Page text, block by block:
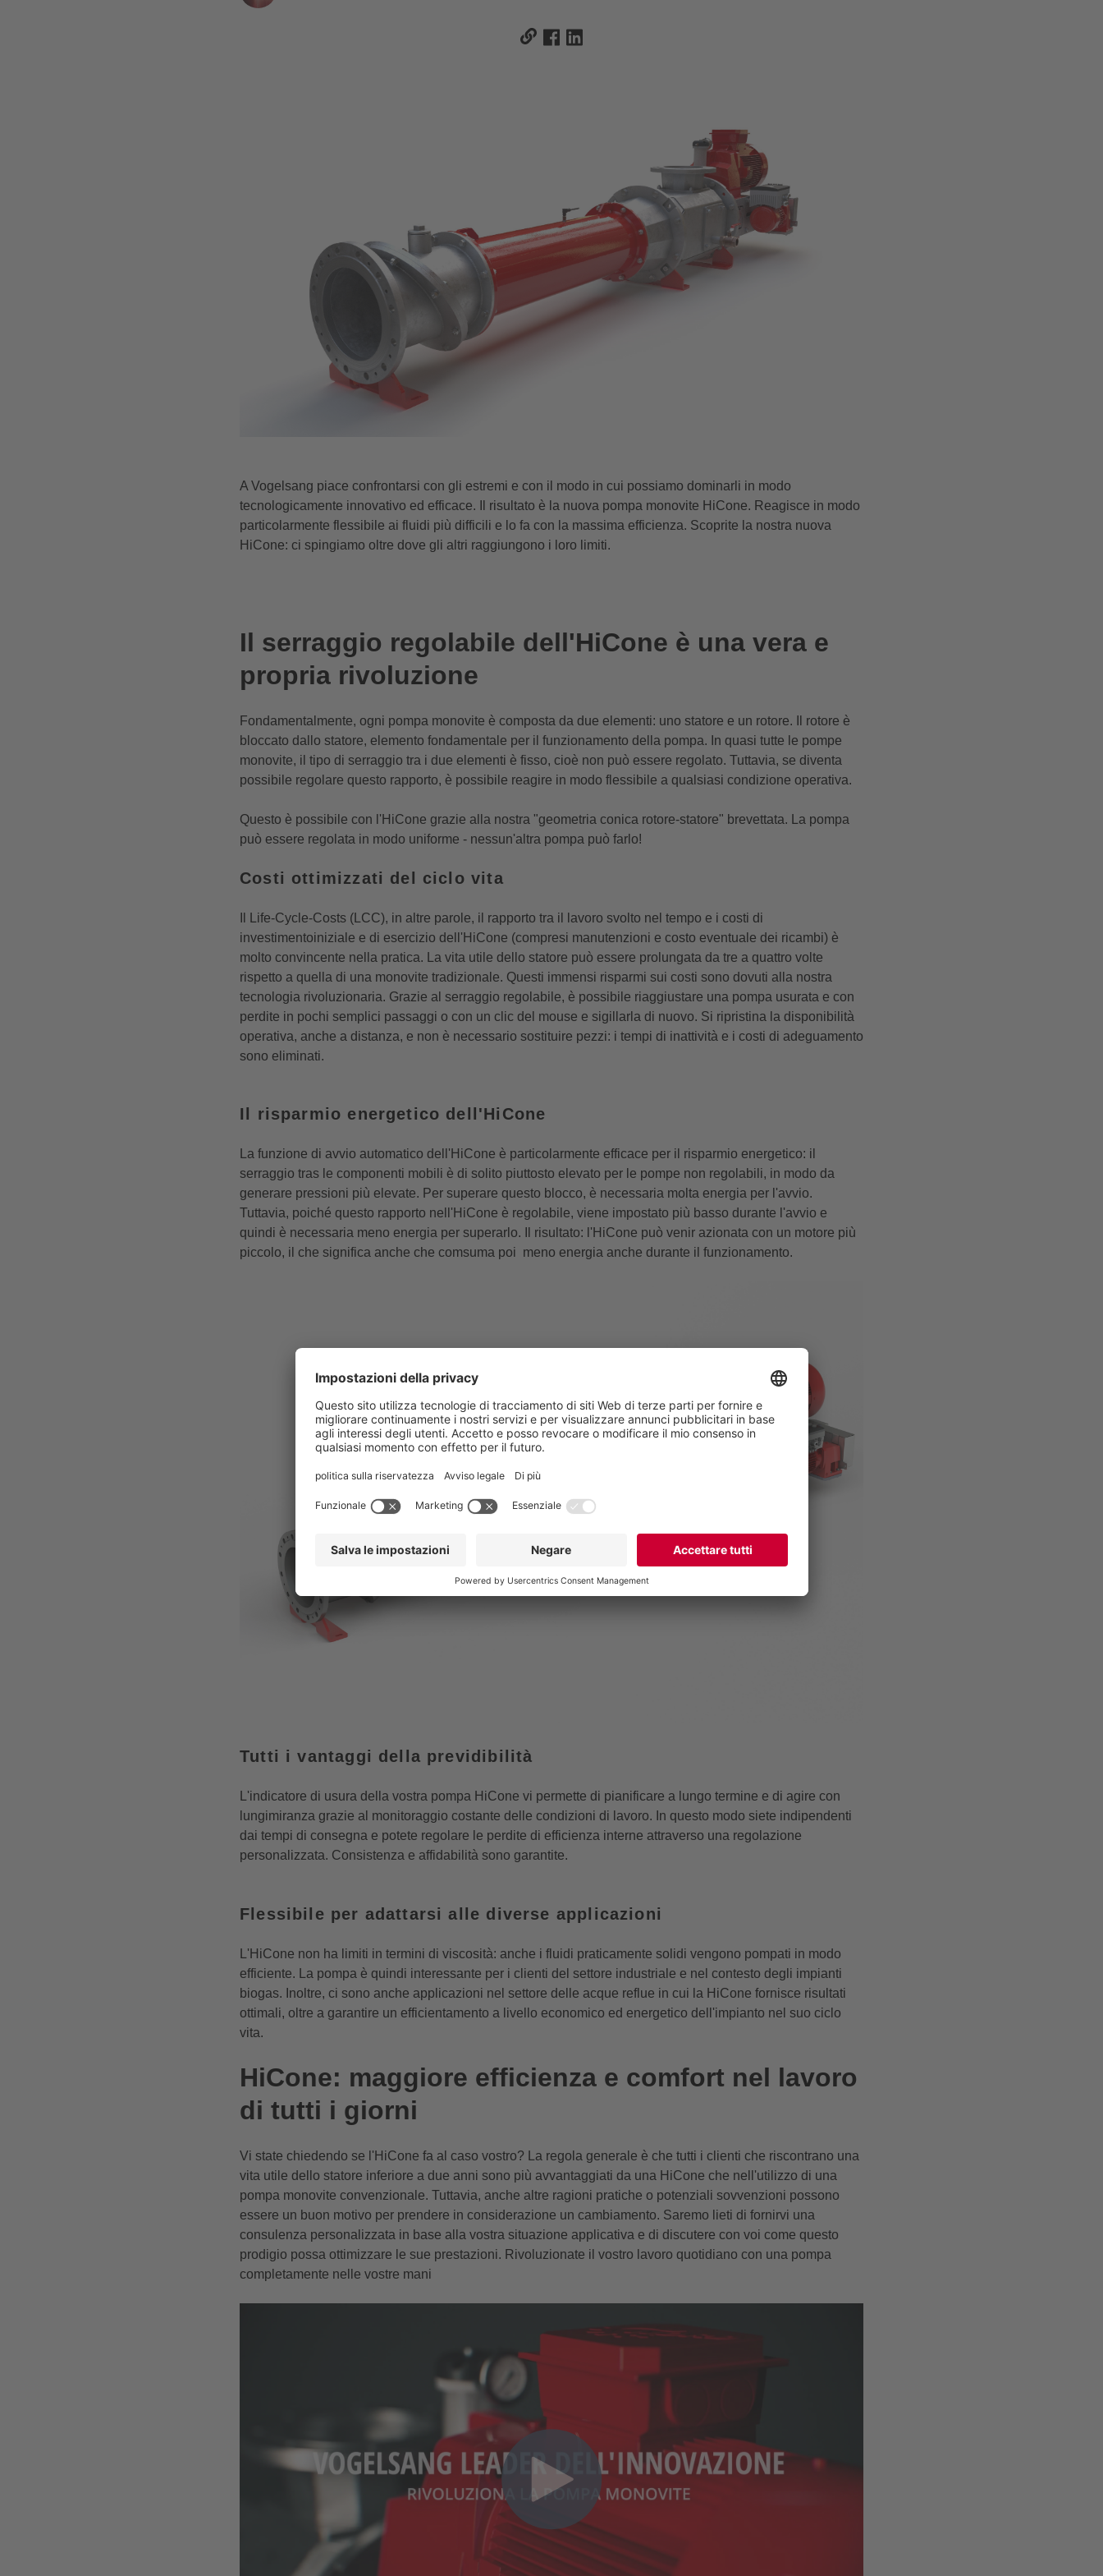
A Vogelsang piace confrontarsi con gli estremi e con il modo in cui possiamo dominarli in modo
tecnologicamente innovativo ed efficace. Il risultato è la nuova pompa monovite HiCone. Reagisce in modo
particolarmente flessibile ai fluidi più difficili e lo fa con la massima efficienza. Scoprite la nostra nuova
HiCone: ci spingiamo oltre dove gli altri raggiungono i loro limiti.
Il serraggio regolabile dell'HiCone è una vera e
propria rivoluzione
Fondamentalmente, ogni pompa monovite è composta da due elementi: uno statore e un rotore. Il rotore è
bloccato dallo statore, elemento fondamentale per il funzionamento della pompa. In quasi tutte le pompe
monovite, il tipo di serraggio tra i due elementi è fisso, cioè non può essere regolato. Tuttavia, se diventa
possibile regolare questo rapporto, è possibile reagire in modo flessibile a qualsiasi condizione operativa.
Questo è possibile con l'HiCone grazie alla nostra "geometria conica rotore-statore" brevettata. La pompa
può essere regolata in modo uniforme - nessun'altra pompa può farlo!
Costi ottimizzati del ciclo vita
Life-Cycle-Costs (LCC), in altre parole, il rapporto tra il lavoro svolto nel tempo e i costi di
investimentoiniziale e di esercizio dell'HiCone (compresi manutenzioni e costo eventuale dei ricambi) è
molto convincente nella pratica. La vita utile dello statore può essere prolungata da tre a quattro volte
rispetto a quella di una monovite tradizionale. Questi immensi risparmi sui costi sono dovuti alla nostra
tecnologia rivoluzionaria. Grazie al serraggio regolabile, è possibile riaggiustare una pompa usurata e con
perdite in pochi semplici passaggi o con un clic del mouse e sigillarla di nuovo. Si ripristina la disponibilità
operativa, anche a distanza, e non è necessario sostituire pezzi: i tempi di inattività e i costi di adeguamento
sono eliminati.
Il risparmio energetico dell'HiCone
La funzione di avvio automatico dell'HiCone è particolarmente efficace per il risparmio energetico: il
serraggio tras le componenti mobili è di solito piuttosto elevato per le pompe non regolabili, in modo da
generare pressioni più elevate. Per superare questo blocco, è necessaria molta energia per l'avvio.
Tuttavia, poiché questo rapporto nell'HiCone è regolabile, viene impostato più basso durante l'avvio e
quindi è necessaria meno energia per superarlo. Il risultato: l'HiCone può venir azionata con un motore più
piccolo, il che significa anche che comsuma poi meno energia anche durante il funzionamento.
Tutti i vantaggi della previdibilità
L'indicatore di usura della vostra pompa HiCone vi permette di pianificare a lungo termine e di agire con
lungimiranza grazie al monitoraggio costante delle condizioni di lavoro. In questo modo siete indipendenti
dai tempi di consegna e potete regolare le perdite di efficienza interne attraverso una regolazione
personalizzata. Consistenza e affidabilità sono garantite.
Flessibile per adattarsi alle diverse applicazioni
L'HiCone non ha limiti in termini di viscosità: anche i fluidi praticamente solidi vengono pompati in modo
efficiente. La pompa è quindi interessante per i clienti del settore industriale e nel contesto degli impianti
biogas. Inoltre, ci sono anche applicazioni nel settore delle acque reflue in cui la HiCone fornisce risultati
ottimali, oltre a garantire un efficientamento a livello economico ed energetico dell'impianto nel suo ciclo
vita.
HiCone: maggiore efficienza e comfort nel lavoro
di tutti i giorni
Vi state chiedendo se l'HiCone fa al caso vostro? La regola generale è che tutti i clienti che riscontrano una
vita utile dello statore inferiore a due anni sono più avvantaggiati da una HiCone che nell'utilizzo di una
pompa monovite convenzionale. Tuttavia, anche altre ragioni pratiche o potenziali sovvenzioni possono
essere un buon motivo per prendere in considerazione un cambiamento. Saremo lieti di fornirvi una
consulenza personalizzata in base alla vostra situazione applicativa e di discutere con voi come questo
prodigio possa ottimizzare le sue prestazioni. Rivoluzionate il vostro lavoro quotidiano con una pompa
completamente nelle vostre mani